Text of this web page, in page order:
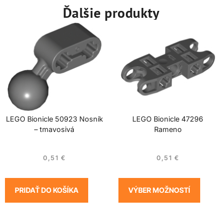
Ďalšie produkty
LEGO Bionicle 50923 Nosník
– tmavosivá
0,51 €
PRIDAŤ DO KOŠÍKA
LEGO Bionicle 47296
Rameno
0,51 €
VÝBER MOŽNOSTÍ